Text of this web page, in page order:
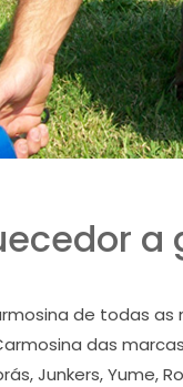
a
de todas
das marcas
Junkers, Yume,